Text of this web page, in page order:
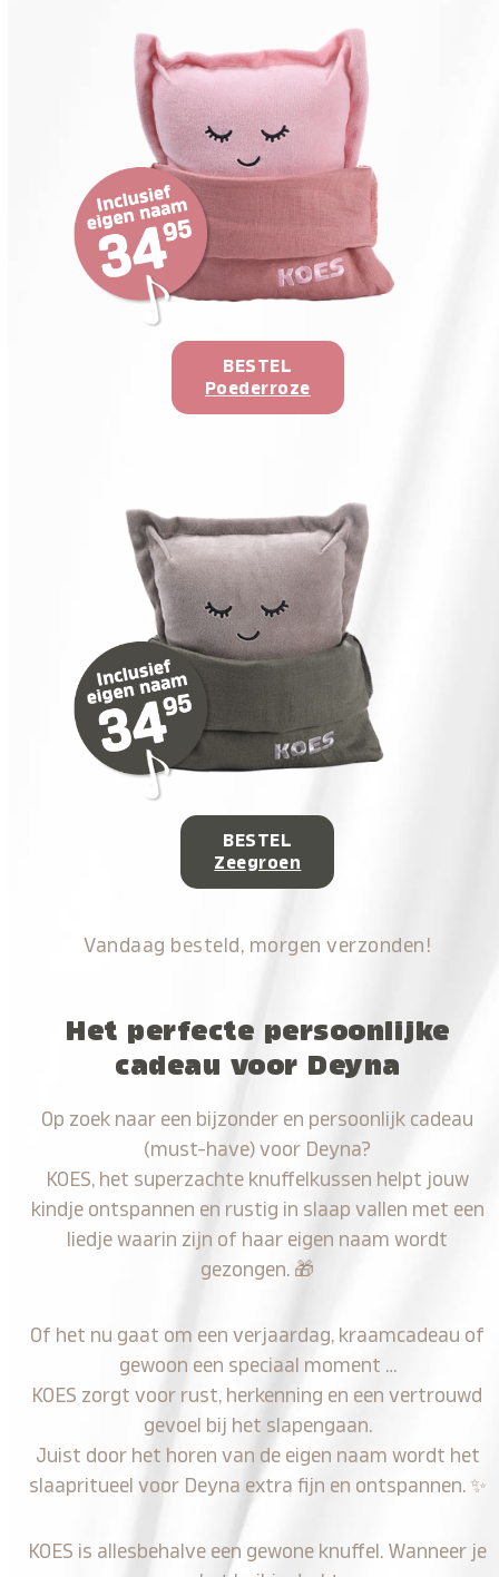
BESTEL
Poederroze
BESTEL
Zeegroen
Vandaag besteld, morgen verzonden!
Het perfecte persoonlijke
cadeau voor Deyna
Op zoek naar een bijzonder en persoonlijk cadeau
(must-have) voor Deyna?
KOES, het superzachte knuffelkussen helpt jouw
kindje ontspannen en rustig in slaap vallen met een
liedje waarin zijn of haar eigen naam wordt
gezongen. 🎁
Of het nu gaat om een verjaardag, kraamcadeau of
gewoon een speciaal moment …
KOES zorgt voor rust, herkenning en een vertrouwd
gevoel bij het slapengaan.
Juist door het horen van de eigen naam wordt het
slaapritueel voor Deyna extra fijn en ontspannen. ✨
KOES is allesbehalve een gewone knuffel. Wanneer je